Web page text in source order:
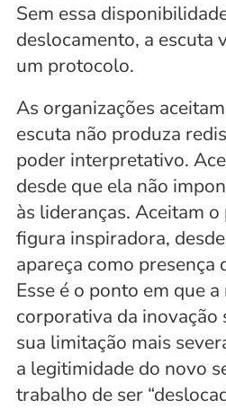
Sem essa
deslocamento, a escuta
um protocolo.
As organizações
escuta não produza
poder interpretativo.
desde que ela não
às lideranças. Aceitam
figura inspiradora,
apareça como presença
Esse é o ponto em que
corporativa da inovação
sua limitação mais
a legitimidade do novo
trabalho de ser